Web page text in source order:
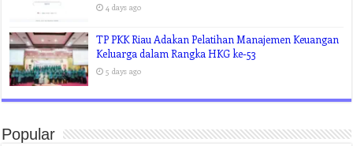
4 days ago
TP PKK Riau Adakan Pelatihan Manajemen Keuangan
Keluarga dalam Rangka HKG ke-53
5 days ago
Popular